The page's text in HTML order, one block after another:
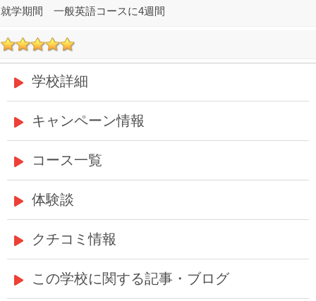
一般英語コースに4週間
学校詳細
キャンペーン情報
コース一覧
体験談
クチコミ情報
この学校に関する記事・ブログ